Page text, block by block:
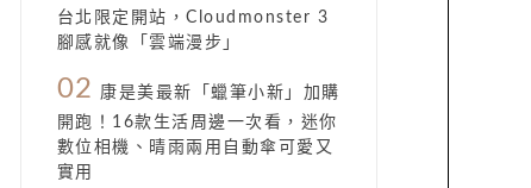
台北限定開站，Cloudmonster 3
腳感就像「雲端漫步」
02
康是美最新「蠟筆小新」加購
開跑！16款生活周邊一次看，迷你
數位相機、晴雨兩用自動傘可愛又
實用